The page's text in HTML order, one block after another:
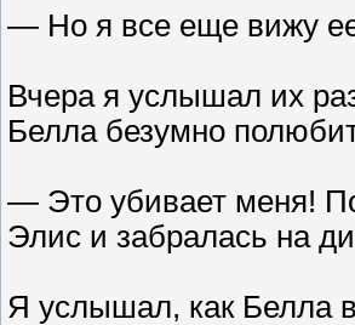
— Но я все еще вижу
Вчера я услышал их
Белла безумно
— Это убивает меня!
Элис и забралась на
Я услышал, как Белла